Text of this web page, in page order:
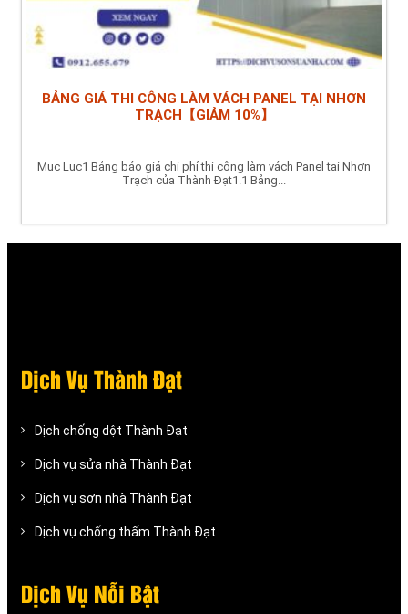
BẢNG GIÁ THI CÔNG LÀM VÁCH PANEL TẠI NHƠN
TRẠCH【GIẢM 10%】
Mục Lục1 Bảng báo giá chi phí thi công làm vách Panel tại Nhơn
Trạch của Thành Đạt1.1 Bảng...
Dịch Vụ Thành Đạt
Dịch chống dột Thành Đạt
Dịch vụ sửa nhà Thành Đạt
Dịch vụ sơn nhà Thành Đạt
Dịch vụ chống thấm Thành Đạt
Dịch Vụ Nỗi Bật